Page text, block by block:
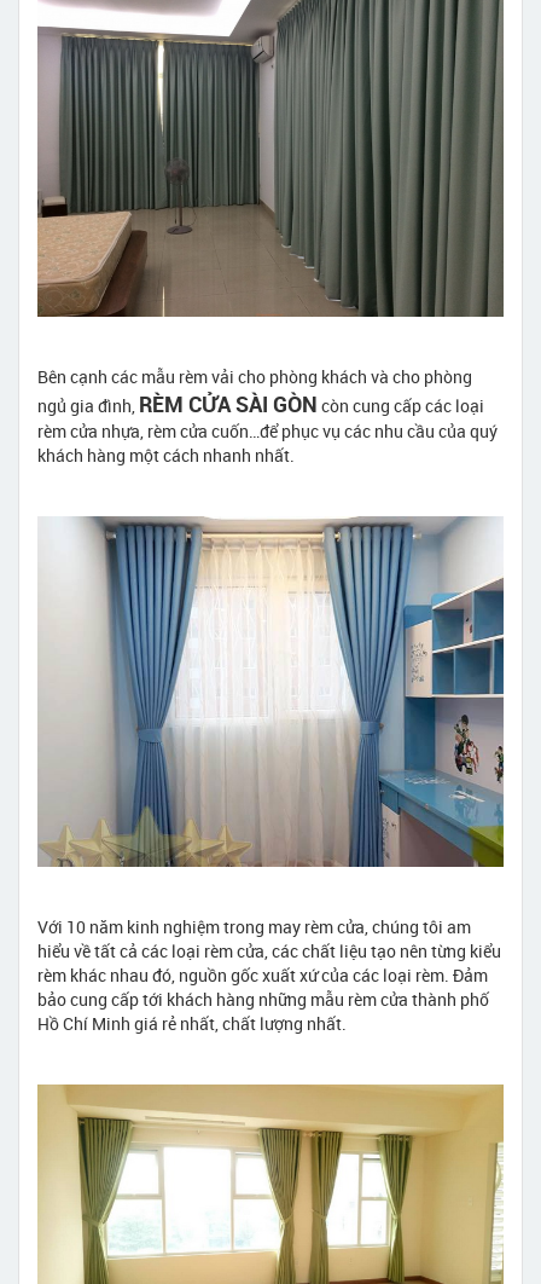
Bên cạnh các mẫu rèm vải cho phòng khách và cho phòng
ngủ gia đình, RÈM CỬA SÀI GÒN còn cung cấp các loại
rèm cửa nhựa, rèm cửa cuốn…để phục vụ các nhu cầu của quý
khách hàng một cách nhanh nhất.
Với 10 năm kinh nghiệm trong may rèm cửa, chúng tôi am
hiểu về tất cả các loại rèm cửa, các chất liệu tạo nên từng kiểu
rèm khác nhau đó, nguồn gốc xuất xứ của các loại rèm. Đảm
bảo cung cấp tới khách hàng những mẫu rèm cửa thành phố
Hồ Chí Minh giá rẻ nhất, chất lượng nhất.